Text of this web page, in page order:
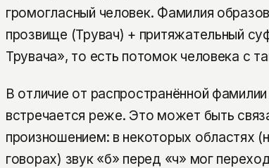
громогласный человек. Фамилия
прозвище (Трувач) + притяжательный
Трувача», то есть потомок человека с
В отличие от распространённой
встречается реже. Это может быть
произношением: в некоторых областях
говорах) звук «б» перед «ч» мог